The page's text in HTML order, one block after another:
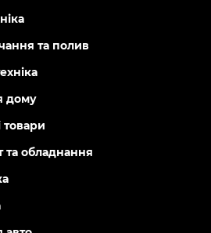
та полив
дому
товари
та обладнання